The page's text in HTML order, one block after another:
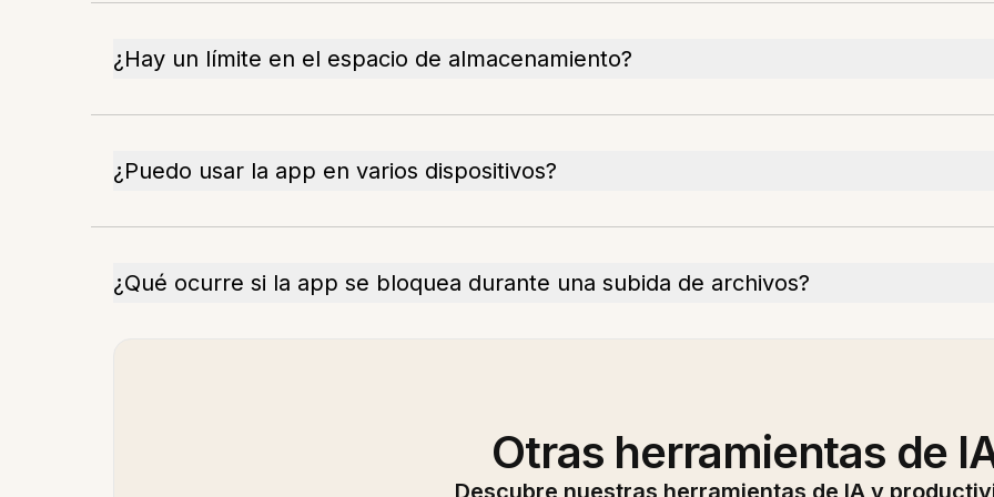
¿Hay un límite en el espacio de almacenamiento?
¿Puedo usar la app en varios dispositivos?
¿Qué ocurre si la app se bloquea durante una subida de archivos?
Otras herramientas de
Descubre nuestras herramientas de IA y